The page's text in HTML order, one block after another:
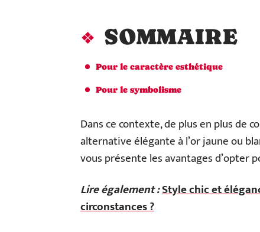
SOMMAIRE
Pour le caractère esthétique
Pour le symbolisme
Dans ce contexte, de plus en plus de
alternative élégante à l’or jaune ou
vous présente les avantages d’opter
Lire également :Style chic et
circonstances ?